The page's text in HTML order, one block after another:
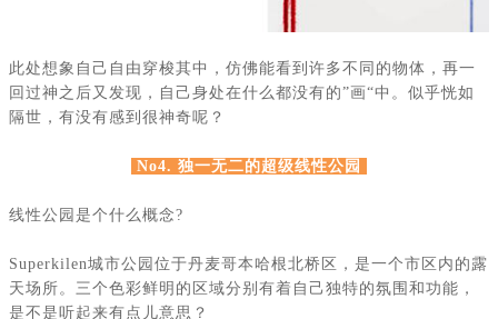
此处想象自己自由穿梭其中，仿佛能看到许多不同的物体，再一
回过神之后又发现，自己身处在什么都没有的”画“中。似乎恍如
隔世，有没有感到很神奇呢？
No4. 独一无二的超级线性公园
线性公园是个什么概念?
Superkilen城市公园位于丹麦哥本哈根北桥区，是一个市区内的露
天场所。三个色彩鲜明的区域分别有着自己独特的氛围和功能，
是不是听起来有点儿意思？